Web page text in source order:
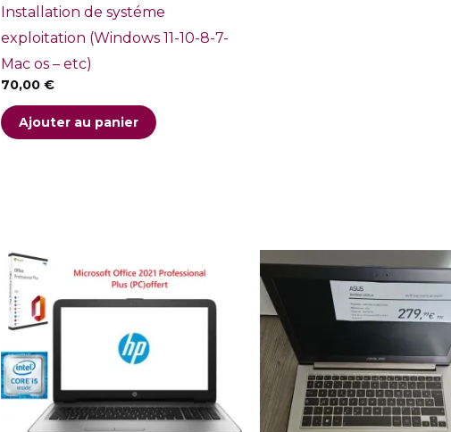
Installation de systéme
exploitation (Windows 11-10-8-7-
Mac os – etc)
70,00 €
Ajouter au panier